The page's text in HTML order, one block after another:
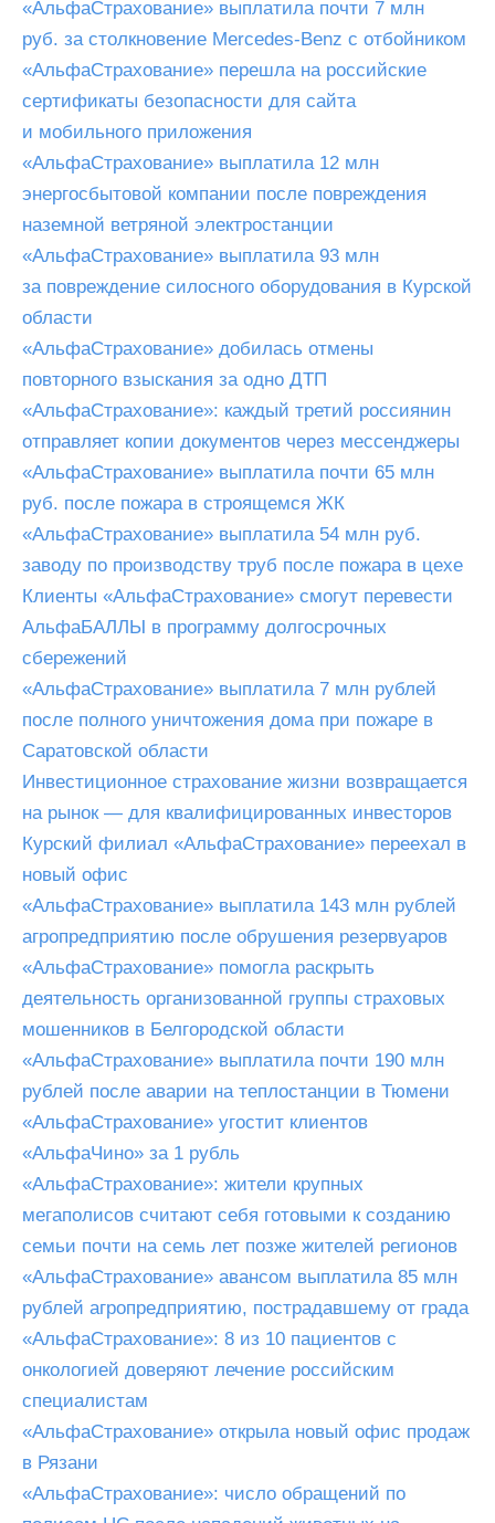
«АльфаСтрахование» выплатила почти 7 млн
руб. за столкновение Mercedes-Benz с отбойником
«АльфаСтрахование» перешла на российские
сертификаты безопасности для сайта
и мобильного приложения
«АльфаСтрахование» выплатила 12 млн
энергосбытовой компании после повреждения
наземной ветряной электростанции
«АльфаСтрахование» выплатила 93 млн
за повреждение силосного оборудования в Курской
области
«АльфаСтрахование» добилась отмены
повторного взыскания за одно ДТП
«АльфаСтрахование»: каждый третий россиянин
отправляет копии документов через мессенджеры
«АльфаСтрахование» выплатила почти 65 млн
руб. после пожара в строящемся ЖК
«АльфаСтрахование» выплатила 54 млн руб.
заводу по производству труб после пожара в цехе
Клиенты «АльфаСтрахование» смогут перевести
АльфаБАЛЛЫ в программу долгосрочных
сбережений
«АльфаСтрахование» выплатила 7 млн рублей
после полного уничтожения дома при пожаре в
Саратовской области
Инвестиционное страхование жизни возвращается
на рынок — для квалифицированных инвесторов
Курский филиал «АльфаСтрахование» переехал в
новый офис
«АльфаСтрахование» выплатила 143 млн рублей
агропредприятию после обрушения резервуаров
«АльфаСтрахование» помогла раскрыть
деятельность организованной группы страховых
мошенников в Белгородской области
«АльфаСтрахование» выплатила почти 190 млн
рублей после аварии на теплостанции в Тюмени
«АльфаСтрахование» угостит клиентов
«АльфаЧино» за 1 рубль
«АльфаСтрахование»: жители крупных
мегаполисов считают себя готовыми к созданию
семьи почти на семь лет позже жителей регионов
«АльфаСтрахование» авансом выплатила 85 млн
рублей агропредприятию, пострадавшему от града
«АльфаСтрахование»: 8 из 10 пациентов с
онкологией доверяют лечение российским
специалистам
«АльфаСтрахование» открыла новый офис продаж
в Рязани
«АльфаСтрахование»: число обращений по